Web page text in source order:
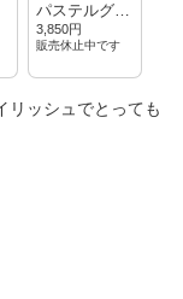
パステルグリ
ーン
3,850円
販売休止中です
リッシュでとっても